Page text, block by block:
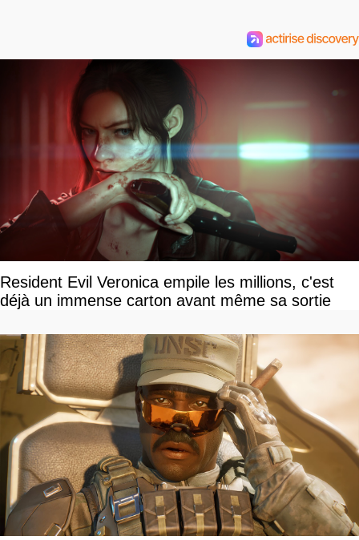
Resident Evil Veronica empile les millions, c'est
déjà un immense carton avant même sa sortie